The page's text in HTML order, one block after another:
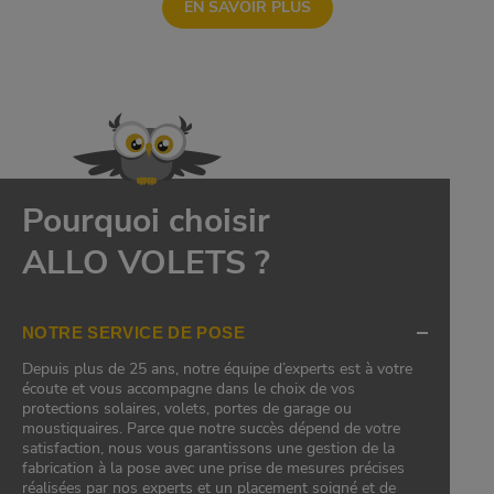
EN SAVOIR PLUS
Pourquoi choisir
ALLO VOLETS ?
NOTRE SERVICE DE POSE
Depuis plus de 25 ans, notre équipe d’experts est à votre
écoute et vous accompagne dans le choix de vos
protections solaires, volets, portes de garage ou
moustiquaires. Parce que notre succès dépend de votre
satisfaction, nous vous garantissons une gestion de la
fabrication à la pose avec une prise de mesures précises
réalisées par nos experts et un placement soigné et de